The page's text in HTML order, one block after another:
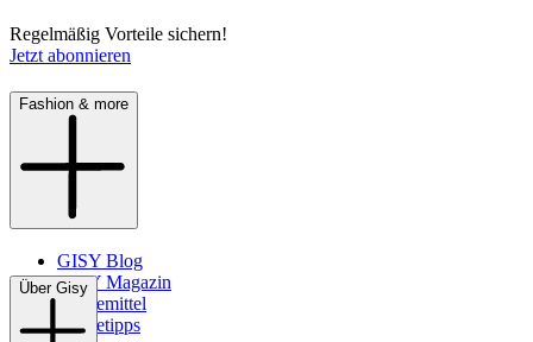
Regelmäßig Vorteile sichern!
Jetzt abonnieren
Fashion & more
GISY Blog
GISY Magazin
Pflegemittel
Pflegetipps
Über Gisy